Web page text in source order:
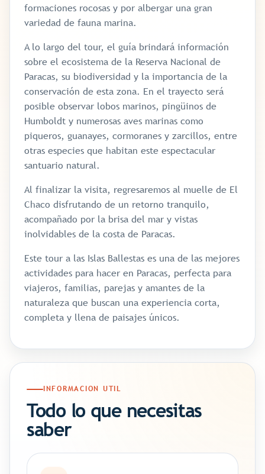
formaciones rocosas y por albergar una gran
variedad de fauna marina.
A lo largo del tour, el guía brindará información
sobre el ecosistema de la Reserva Nacional de
Paracas, su biodiversidad y la importancia de la
conservación de esta zona. En el trayecto será
posible observar lobos marinos, pingüinos de
Humboldt y numerosas aves marinas como
piqueros, guanayes, cormoranes y zarcillos, entre
otras especies que habitan este espectacular
santuario natural.
Al finalizar la visita, regresaremos al muelle de El
Chaco disfrutando de un retorno tranquilo,
acompañado por la brisa del mar y vistas
inolvidables de la costa de Paracas.
Este tour a las Islas Ballestas es una de las mejores
actividades para hacer en Paracas, perfecta para
viajeros, familias, parejas y amantes de la
naturaleza que buscan una experiencia corta,
completa y llena de paisajes únicos.
INFORMACION UTIL
Todo lo que necesitas
saber